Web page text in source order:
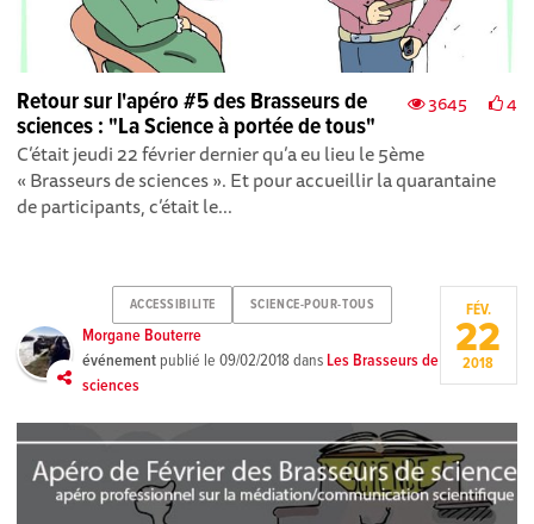
3645 4
Retour sur l'apéro #5 des Brasseurs de
sciences : "La Science à portée de tous"
C’était jeudi 22 février dernier qu’a eu lieu le 5ème
« Brasseurs de sciences ». Et pour accueillir la quarantaine
de participants, c’était le...
ACCESSIBILITE SCIENCE-POUR-TOUS
Morgane Bouterre
événement publié le09/02/2018 dansLes Brasseurs de
sciences
FÉV.
22
2018